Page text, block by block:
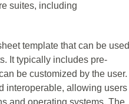
suites, including
template that can be used
It typically includes pre-
be customized by the user.
interoperable, allowing users
and operating systems. The